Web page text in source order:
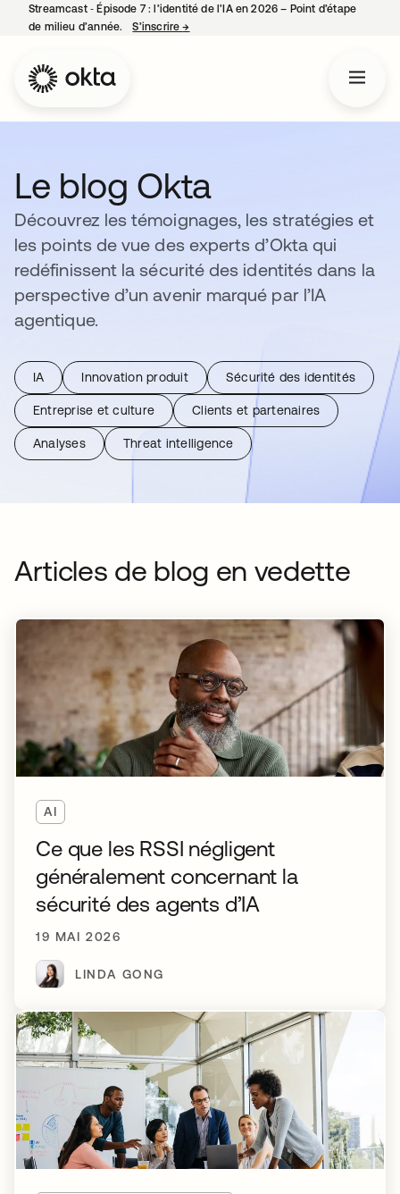
Streamcast ‑ Épisode 7 : l’identité de l’IA en 2026 – Point d’étape
de milieu d’année.
S’inscrire→
Le blog Okta
Découvrez les témoignages, les stratégies et
les points de vue des experts d’Okta qui
redéfinissent la sécurité des identités dans la
perspective d’un avenir marqué par l’IA
agentique.
IA Innovation produit Sécurité des identités
Entreprise et culture Clients et partenaires
Analyses Threat intelligence
Articles de blog en vedette
AI
Ce que les RSSI négligent
généralement concernant la
sécurité des agents d’IA
19 MAI 2026
LINDA GONG